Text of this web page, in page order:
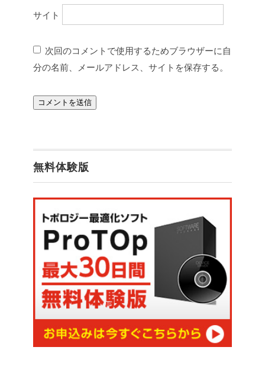
サイト
次回のコメントで使用するためブラウザーに自
分の名前、メールアドレス、サイトを保存する。
無料体験版